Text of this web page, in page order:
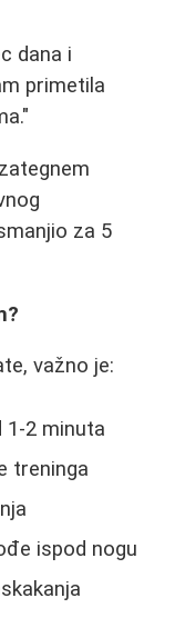
dana i
primetila
za 5
važno je:
1-2 minuta
treninga
ispod nogu